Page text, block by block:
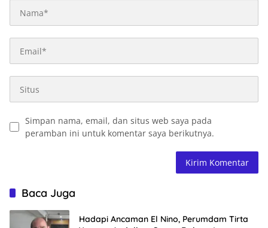
Simpan nama, email, dan situs web saya pada
peramban ini untuk komentar saya berikutnya.
Baca Juga
Hadapi Ancaman El Nino, Perumdam Tirta